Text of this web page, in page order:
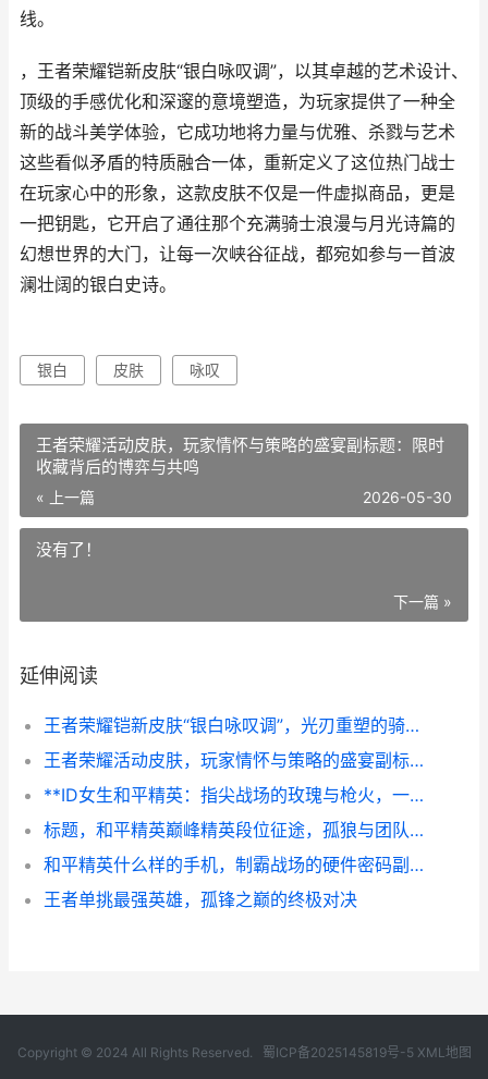
线。
，王者荣耀铠新皮肤“银白咏叹调”，以其卓越的艺术设计、
顶级的手感优化和深邃的意境塑造，为玩家提供了一种全
新的战斗美学体验，它成功地将力量与优雅、杀戮与艺术
这些看似矛盾的特质融合一体，重新定义了这位热门战士
在玩家心中的形象，这款皮肤不仅是一件虚拟商品，更是
一把钥匙，它开启了通往那个充满骑士浪漫与月光诗篇的
幻想世界的大门，让每一次峡谷征战，都宛如参与一首波
澜壮阔的银白史诗。
银白 皮肤 咏叹
王者荣耀活动皮肤，玩家情怀与策略的盛宴副标题：限时
收藏背后的博弈与共鸣
« 上一篇 2026-05-30
没有了！
下一篇 »
延伸阅读
王者荣耀铠新皮肤“银白咏叹调”，光刃重塑的骑士史诗
王者荣耀活动皮肤，玩家情怀与策略的盛宴副标题：限时收藏背后的博弈与共鸣
**ID女生和平精英：指尖战场的玫瑰与枪火，一段关于勇气与成长的副标题**
标题，和平精英巅峰精英段位征途，孤狼与团队的生存哲学
和平精英什么样的手机，制霸战场的硬件密码副标题，从帧率到触控的终极解析
王者单挑最强英雄，孤锋之巅的终极对决
Copyright © 2024 All Rights Reserved. 蜀ICP备2025145819号-5 XML地图